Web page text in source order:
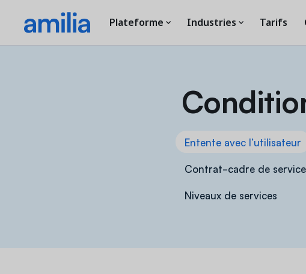
Plateforme Industries Tarifs
Entente avec l’utilisateur
Contrat-cadre de service
Niveaux de services